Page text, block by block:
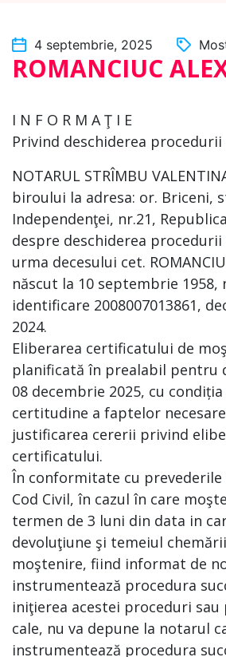
4 septembrie, 2025
ROMANCIUC
I N F O R M A Ţ I E
Privind deschiderea procedurii
NOTARUL STRÎMBU
biroului la adresa: or. Briceni,
Independenţei, nr.21,
despre deschiderea procedurii
urma decesului cet.
născut la 10 septembrie 1958,
identificare 2008007013861,
2024.
Eliberarea certificatului de
planificată în prealabil pentru
08 decembrie 2025, cu
certitudine a faptelor
justificarea cererii privind
certificatului.
În conformitate cu prevederile
Cod Civil, în cazul în care
termen de 3 luni din data in
devoluţiune şi temeiul
moştenire, fiind informat de
instrumentează procedura
iniţierea acestei proceduri sau
cale, nu va depune la notarul
instrumentează procedura